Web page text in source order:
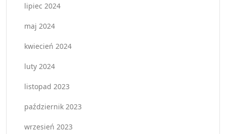
lipiec 2024
maj 2024
kwiecień 2024
luty 2024
listopad 2023
październik 2023
wrzesień 2023